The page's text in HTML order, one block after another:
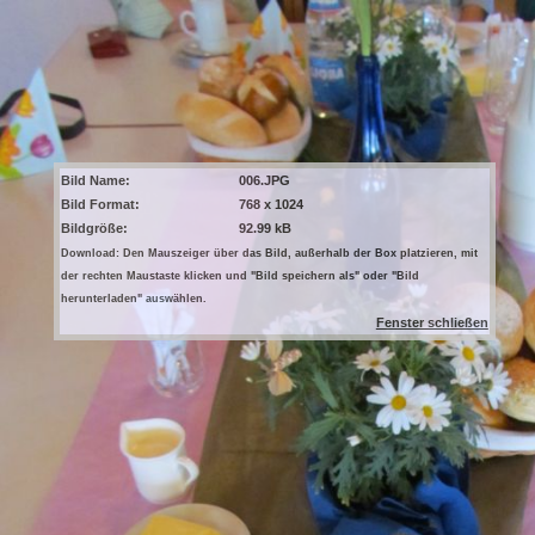
Bild Name:
006.JPG
Bild Format:
768 x 1024
Bildgröße:
92.99 kB
Download: Den Mauszeiger über das Bild, außerhalb der Box platzieren, mit
der rechten Maustaste klicken und "Bild speichern als" oder "Bild
herunterladen" auswählen.
Fenster schließen